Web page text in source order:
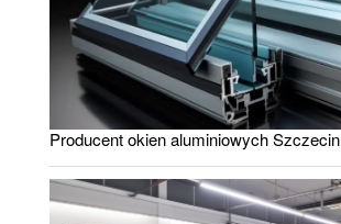
Producent okien aluminiowych Szczecin